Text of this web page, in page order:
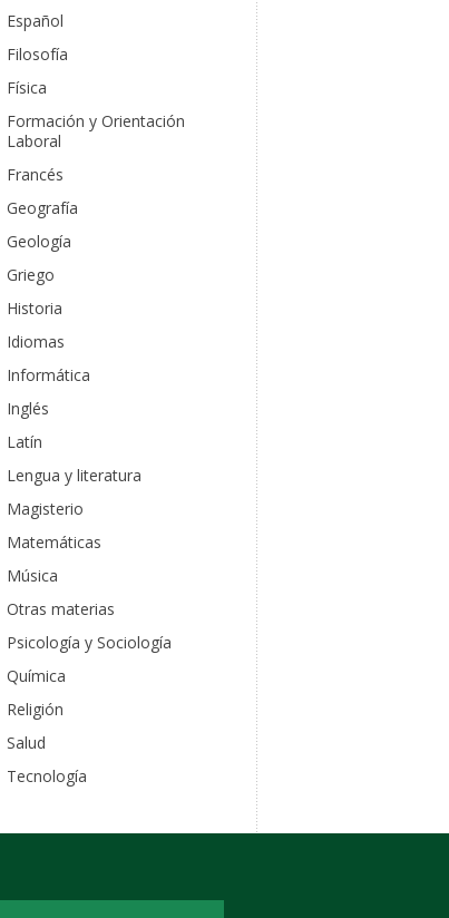
Español
Filosofía
Física
Formación y Orientación
Laboral
Francés
Geografía
Geología
Griego
Historia
Idiomas
Informática
Inglés
Latín
Lengua y literatura
Magisterio
Matemáticas
Música
Otras materias
Psicología y Sociología
Química
Religión
Salud
Tecnología